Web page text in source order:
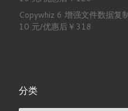
Copywhiz 6 增强文件数据复
10 元/优惠后￥318
分类